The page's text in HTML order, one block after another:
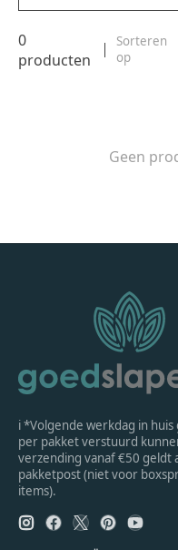
0
producten
Sorteren
op
Geen
ℹ *Volgende werkdag in
per pakket verstuurd
verzending vanaf €50 geldt
pakketpost (niet voor
items).